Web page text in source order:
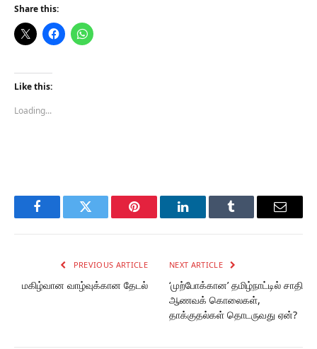
Share this:
Like this:
Loading...
FacebookTwitter Pinterest LinkedInTumblr Email
PREVIOUS ARTICLE
மகிழ்வான வாழ்வுக்கான தேடல்
NEXT ARTICLE
‘முற்போக்கான’ தமிழ்நாட்டில் சாதி
ஆணவக் கொலைகள்,
தாக்குதல்கள் தொடருவது ஏன்?